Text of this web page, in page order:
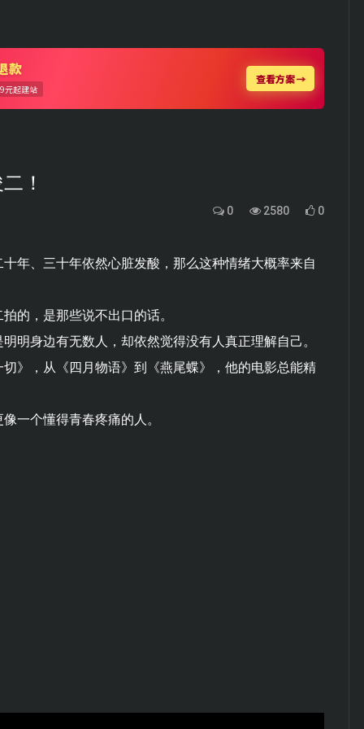
！
0 2580 0
年、三十年依然心脏发酸，那么这种情绪大概率来自
的，是那些说不出口的话。
明身边有无数人，却依然觉得没有人真正理解自己。
》，从《四月物语》到《燕尾蝶》，他的电影总能精
一个懂得青春疼痛的人。